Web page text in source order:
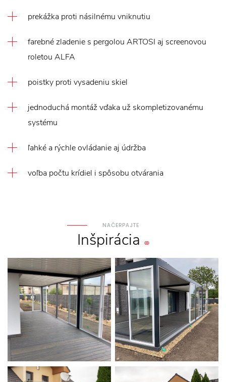
prekážka proti násilnému vniknutiu
farebné zladenie s pergolou ARTOSI aj screenovou
roletou ALFA
poistky proti vysadeniu skiel
jednoduchá montáž vďaka už skompletizovanému
systému
ľahké a rýchle ovládanie aj údržba
voľba počtu krídiel i spôsobu otvárania
NAČERPAJTE
Inšpirácia